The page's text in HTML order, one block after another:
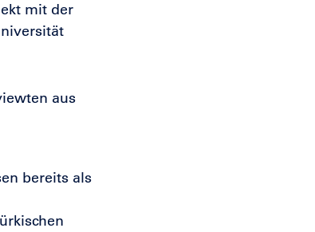
mit der
aus
bereits als